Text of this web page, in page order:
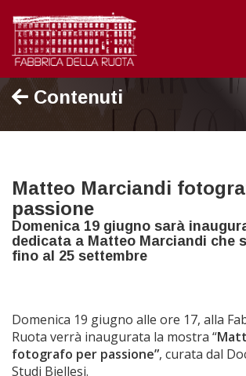
Contenuti
Matteo Marciandi
passione
Domenica 19 giugno sarà
dedicata a Matteo Marciandi che
fino al 25 settembre
Domenica 19 giugno alle ore 17, alla
Ruota verrà inaugurata la mostra “
fotografo per passione”, curata dal
Studi Biellesi.